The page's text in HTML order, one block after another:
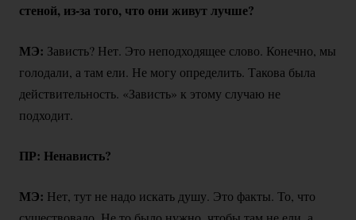
стеной, из-затого, что они живут лучше?
МЭ: Зависть? Нет. Это неподходящее слово. Конечно, мы
голодали, а там ели. Не могу определить. Такова была
действительность. «Зависть» к этому случаю не
подходит.
ПР: Ненависть?
МЭ: Нет, тут не надо искать душу. Это факты. То, что